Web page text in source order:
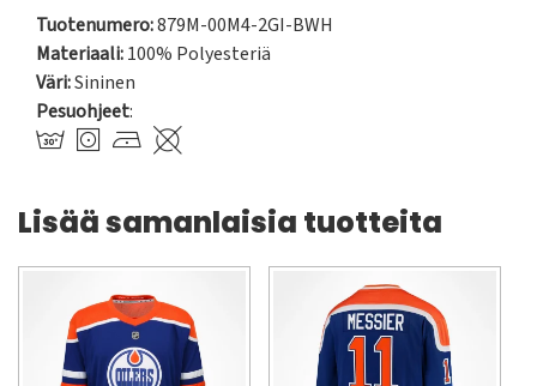
Tuotenumero:879M-00M4-2GI-BWH
Materiaali:100% Polyesteriä
Väri:Sininen
Pesuohjeet:
Lisää samanlaisia tuotteita